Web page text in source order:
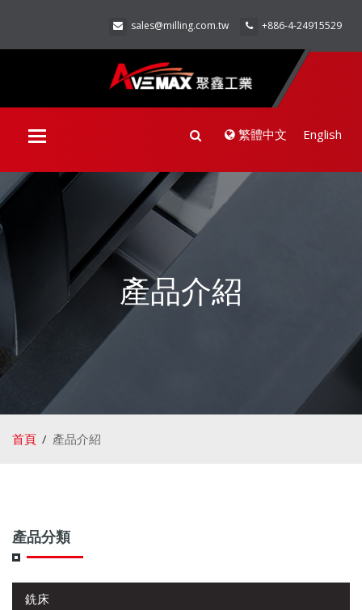
sales@milling.com.tw +886-4-24915529
Toggle
繁體中文 English
產品介紹
首頁 產品介紹
產品分類
銑床